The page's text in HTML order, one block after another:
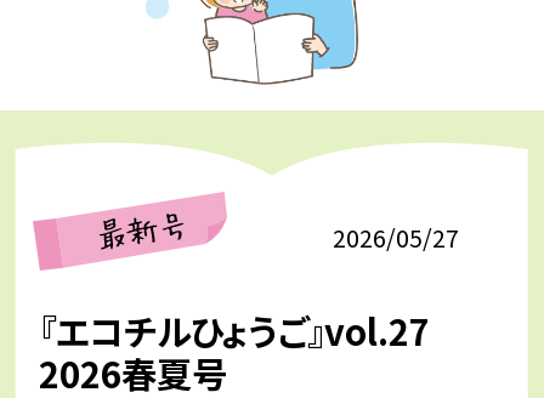
2026/05/27
『エコチルひょうご』vol.27
2026春夏号